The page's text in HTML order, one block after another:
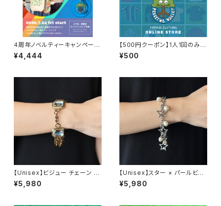
4周年ノベルティーキャンペーン
開催中！
¥4,444
【500円クーポン】1人1回のみご
利用可能！
¥500
【Unisex】ビジュー チェーン ブ
レスレット / 古着 アクセサリー
N0737
¥5,980
【Unisex】スター × パールビー
ズ チャーム チェーン ブレスレッ
ト / 古着 アクセサリー N1109
¥5,980